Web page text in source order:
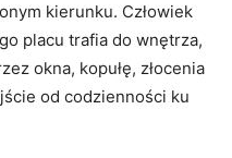
kierunku. Człowiek
placu trafia do wnętrza,
okna, kopułę, złocenia
od codzienności ku